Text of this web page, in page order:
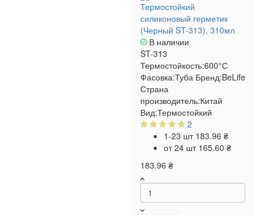
Термостойкий
силиконовый герметик
(Черный ST-313), 310мл
В наличии
ST-313
Термостойкость:600°С
Фасовка:Туба Бренд:BeLife
Страна
производитель:Китай
Вид:Термостойкий
2
1-23 шт 183.96 ₴
от 24 шт 165.60 ₴
183.96 ₴